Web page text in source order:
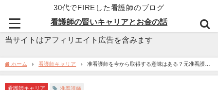
30代でFIREした看護師のブログ
看護師の賢いキャリアとお金の話
当サイトはアフィリエイト広告を含みます
ホーム 看護師キャリア
准看護師を今から取得する意味はある？元准看護師
が学費・メリット・取得方法を本音で解説
看護師キャリア 准看護師